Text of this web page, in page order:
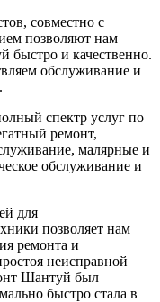
совместно с
позволяют нам
быстро и качественно.
обслуживание и
спектр услуг по
ремонт,
малярные и
обслуживание и
для
позволяет нам
ремонта и
неисправной
Шантуй был
быстро стала в